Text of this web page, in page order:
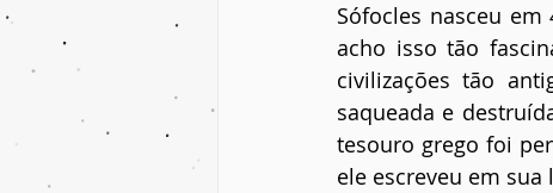
Sófocles nasceu
acho isso tão
civilizações tão
saqueada e
tesouro grego foi
ele escreveu em